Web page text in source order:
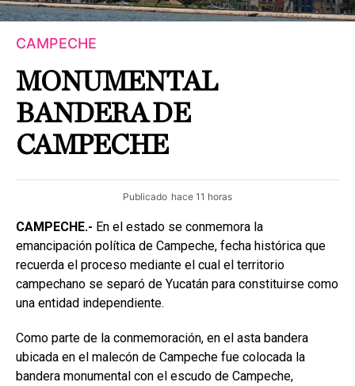
CAMPECHE
MONUMENTAL
BANDERA DE
CAMPECHE
Publicado hace 11 horas
CAMPECHE.- En el estado se conmemora la
emancipación política de Campeche, fecha histórica que
recuerda el proceso mediante el cual el territorio
campechano se separó de Yucatán para constituirse como
una entidad independiente.
Como parte de la conmemoración, en el asta bandera
ubicada en el malecón de Campeche fue colocada la
bandera monumental con el escudo de Campeche,